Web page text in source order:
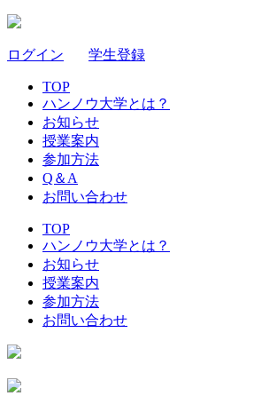
ログイン 学生登録
TOP
ハンノウ大学とは？
お知らせ
授業案内
参加方法
Q＆A
お問い合わせ
TOP
ハンノウ大学とは？
お知らせ
授業案内
参加方法
お問い合わせ